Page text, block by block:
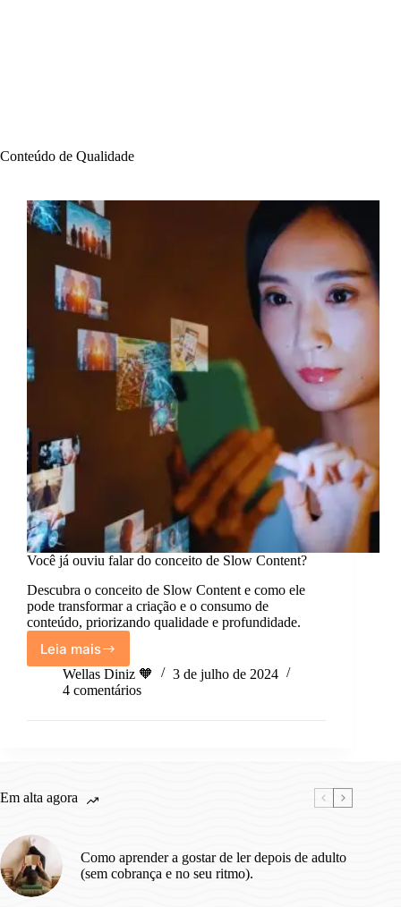
Conteúdo de Qualidade
Você já ouviu falar do conceito de Slow Content?
Descubra o conceito de Slow Content e como ele
pode transformar a criação e o consumo de
conteúdo, priorizando qualidade e profundidade.
Leia mais
Você
já
ouviu
do
Wellas Diniz 🧡
3 de julho de 2024
4 comentários
Em alta agora
Como aprender a gostar de ler depois de adulto
(sem cobrança e no seu ritmo).